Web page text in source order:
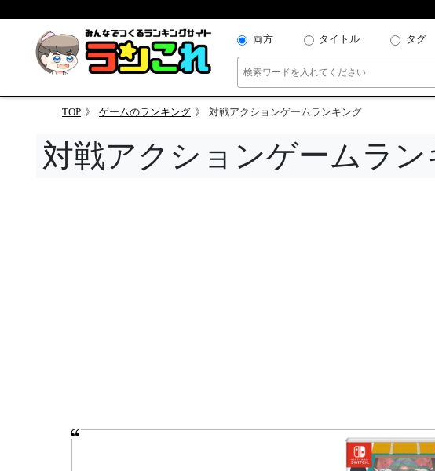
両方 タイトル タグ
TOP ゲームのランキング 対戦アクションゲームランキング
対戦アクションゲームラ